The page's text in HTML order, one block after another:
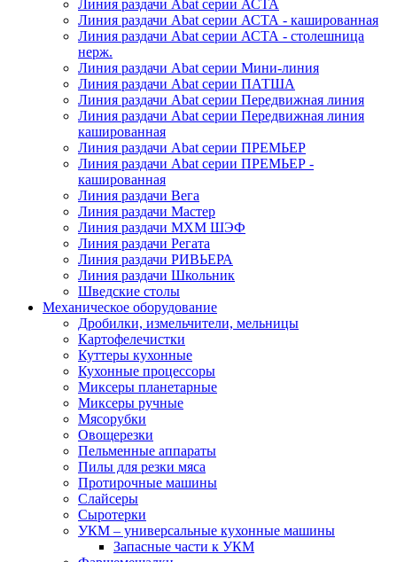
Линия раздачи Abat серии АСТА
Линия раздачи Abat серии АСТА - кашированная
Линия раздачи Abat серии АСТА - столешница
нерж.
Линия раздачи Abat серии Мини-линия
Линия раздачи Abat серии ПАТША
Линия раздачи Abat серии Передвижная линия
Линия раздачи Abat серии Передвижная линия
кашированная
Линия раздачи Abat серии ПРЕМЬЕР
Линия раздачи Abat серии ПРЕМЬЕР -
кашированная
Линия раздачи Вега
Линия раздачи Мастер
Линия раздачи МХМ ШЭФ
Линия раздачи Регата
Линия раздачи РИВЬЕРА
Линия раздачи Школьник
Шведские столы
Механическое оборудование
Дробилки, измельчители, мельницы
Картофелечистки
Куттеры кухонные
Кухонные процессоры
Миксеры планетарные
Миксеры ручные
Мясорубки
Овощерезки
Пельменные аппараты
Пилы для резки мяса
Протирочные машины
Слайсеры
Сыротерки
УКМ – универсальные кухонные машины
Запасные части к УКМ